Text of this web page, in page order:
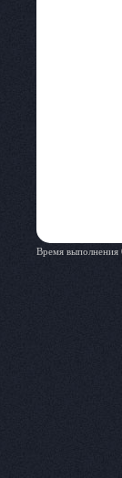
Время выполнения